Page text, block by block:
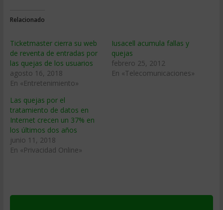
Relacionado
Ticketmaster cierra su web
de reventa de entradas por
las quejas de los usuarios
agosto 16, 2018
En «Entretenimiento»
Iusacell acumula fallas y
quejas
febrero 25, 2012
En «Telecomunicaciones»
Las quejas por el
tratamiento de datos en
Internet crecen un 37% en
los últimos dos años
junio 11, 2018
En «Privacidad Online»